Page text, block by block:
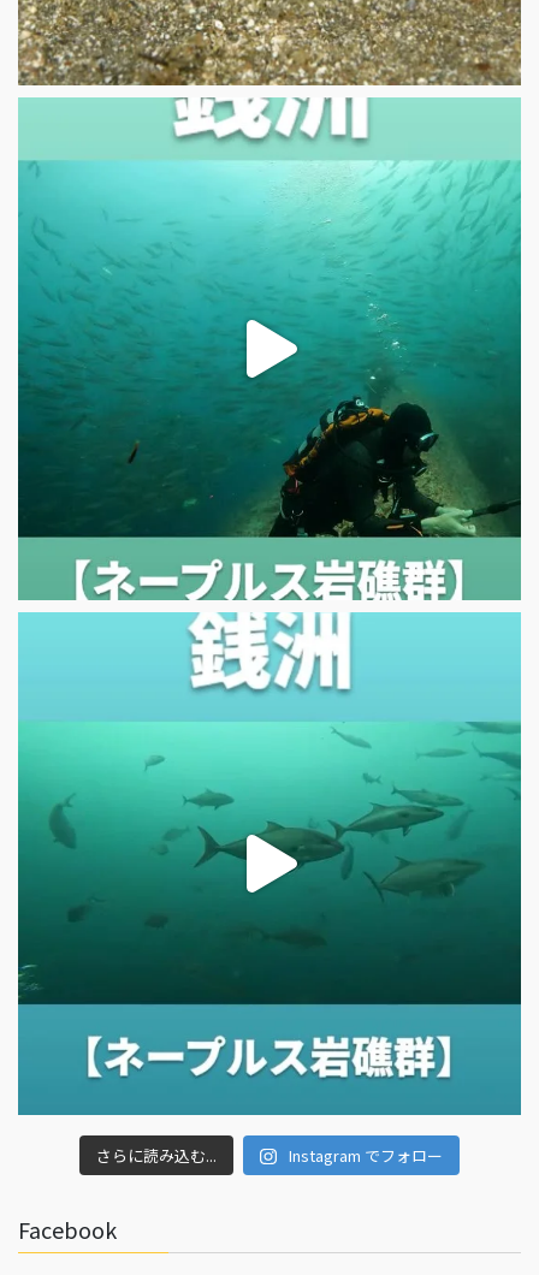
さらに読み込む... Instagram でフォロー
Facebook